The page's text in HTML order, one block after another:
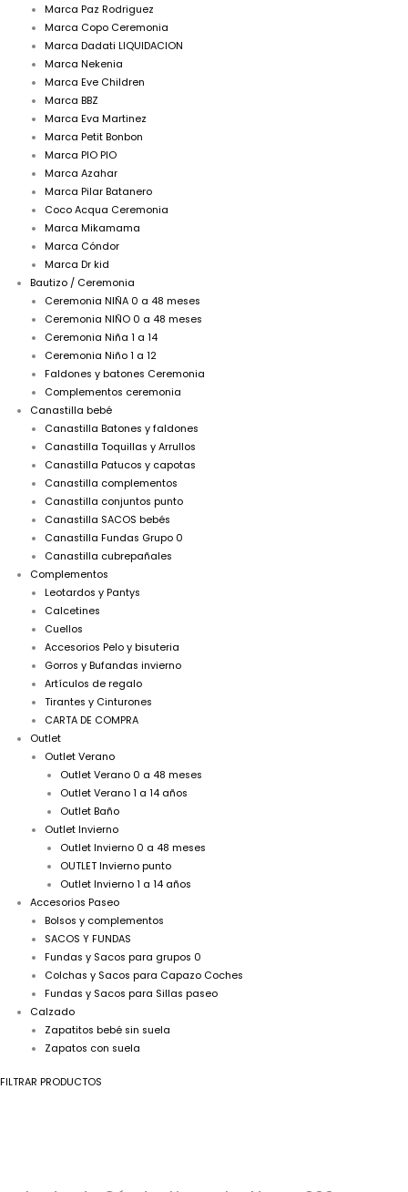
Marca Paz Rodriguez
Marca Copo Ceremonia
Marca Dadati LIQUIDACION
Marca Nekenia
Marca Eve Children
Marca BBZ
Marca Eva Martinez
Marca Petit Bonbon
Marca PIO PIO
Marca Azahar
Marca Pilar Batanero
Coco Acqua Ceremonia
Marca Mikamama
Marca Cóndor
Marca Dr kid
Bautizo / Ceremonia
Ceremonia NIÑA 0 a 48 meses
Ceremonia NIÑO 0 a 48 meses
Ceremonia Niña 1 a 14
Ceremonia Niño 1 a 12
Faldones y batones Ceremonia
Complementos ceremonia
Canastilla bebé
Canastilla Batones y faldones
Canastilla Toquillas y Arrullos
Canastilla Patucos y capotas
Canastilla complementos
Canastilla conjuntos punto
Canastilla SACOS bebés
Canastilla Fundas Grupo 0
Canastilla cubrepañales
Complementos
Leotardos y Pantys
Calcetines
Cuellos
Accesorios Pelo y bisuteria
Gorros y Bufandas invierno
Artículos de regalo
Tirantes y Cinturones
CARTA DE COMPRA
Outlet
Outlet Verano
Outlet Verano 0 a 48 meses
Outlet Verano 1 a 14 años
Outlet Baño
Outlet Invierno
Outlet Invierno 0 a 48 meses
OUTLET Invierno punto
Outlet Invierno 1 a 14 años
Accesorios Paseo
Bolsos y complementos
SACOS Y FUNDAS
Fundas y Sacos para grupos 0
Colchas y Sacos para Capazo Coches
Fundas y Sacos para Sillas paseo
Calzado
Zapatitos bebé sin suela
Zapatos con suela
FILTRAR PRODUCTOS